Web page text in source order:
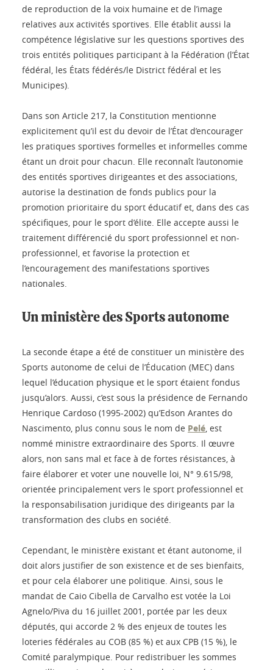
de reproduction de la voix humaine et de l’image
relatives aux activités sportives. Elle établit aussi la
compétence législative sur les questions sportives des
trois entités politiques participant à la Fédération (l’État
fédéral, les États fédérés/le District fédéral et les
Municipes).
Dans son Article 217, la Constitution mentionne
explicitement qu’il est du devoir de l’État d’encourager
les pratiques sportives formelles et informelles comme
étant un droit pour chacun. Elle reconnaît l’autonomie
des entités sportives dirigeantes et des associations,
autorise la destination de fonds publics pour la
promotion prioritaire du sport éducatif et, dans des cas
spécifiques, pour le sport d’élite. Elle accepte aussi le
traitement différencié du sport professionnel et non-
professionnel, et favorise la protection et
l’encouragement des manifestations sportives
nationales.
Un ministère des Sports autonome
La seconde étape a été de constituer un ministère des
Sports autonome de celui de l’Éducation (MEC) dans
lequel l’éducation physique et le sport étaient fondus
jusqu’alors. Aussi, c’est sous la présidence de Fernando
Henrique Cardoso (1995-2002) qu’Edson Arantes do
Nascimento, plus connu sous le nom de Pelé, est
nommé ministre extraordinaire des Sports. Il œuvre
alors, non sans mal et face à de fortes résistances, à
faire élaborer et voter une nouvelle loi, N° 9.615/98,
orientée principalement vers le sport professionnel et
la responsabilisation juridique des dirigeants par la
transformation des clubs en société.
Cependant, le ministère existant et étant autonome, il
doit alors justifier de son existence et de ses bienfaits,
et pour cela élaborer une politique. Ainsi, sous le
mandat de Caio Cibella de Carvalho est votée la Loi
Agnelo/Piva du 16 juillet 2001, portée par les deux
députés, qui accorde 2 % des enjeux de toutes les
loteries fédérales au COB (85 %) et aux CPB (15 %), le
Comité paralympique. Pour redistribuer les sommes